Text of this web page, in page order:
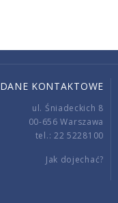
DANE KONTAKTOWE
ul. Śniadeckich 8
00-656 Warszawa
tel.: 22 5228100
Jak dojechać?